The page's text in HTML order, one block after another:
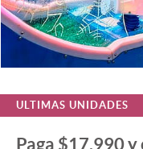
ULTIMAS UNIDADES
Paga $17.990